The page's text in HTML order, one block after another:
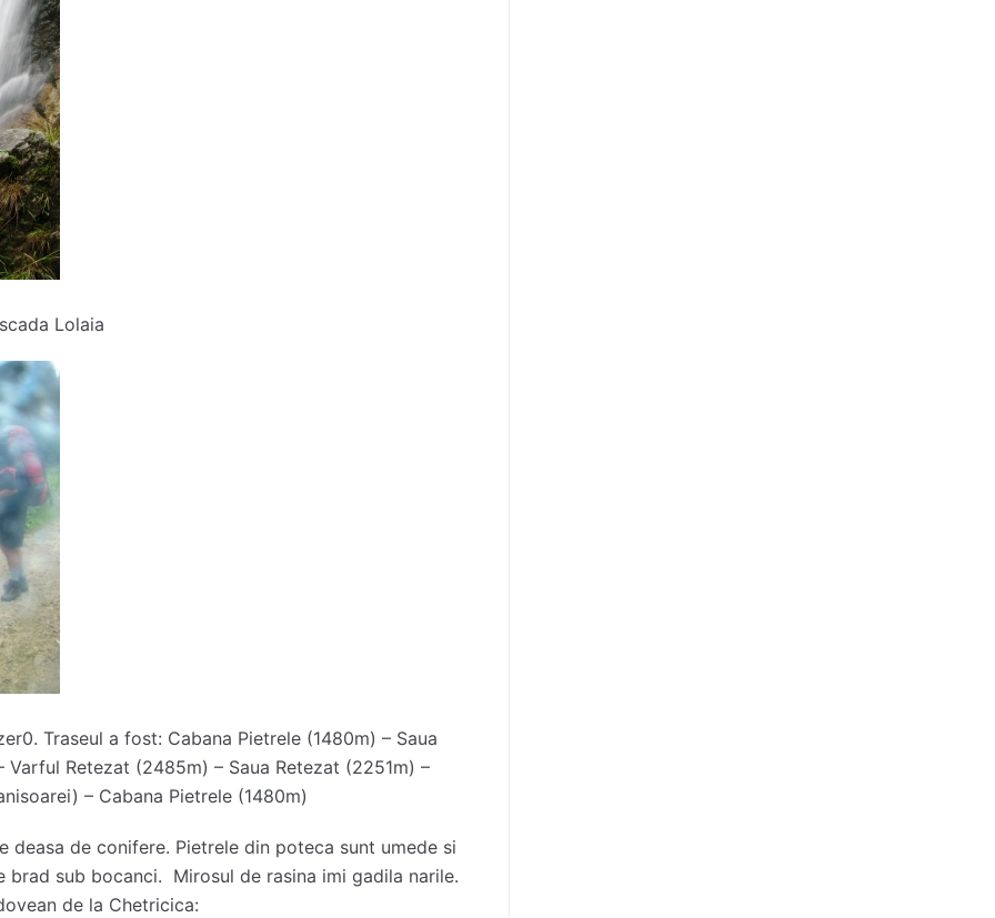
Lolaia
Traseul a fost: Cabana Pietrele (1480m) – Saua
Retezat (2485m) – Saua Retezat (2251m) –
– Cabana Pietrele (1480m)
deasa de conifere. Pietrele din poteca sunt umede si
brad sub bocanci. Mirosul de rasina imi gadila narile.
de la Chetricica: